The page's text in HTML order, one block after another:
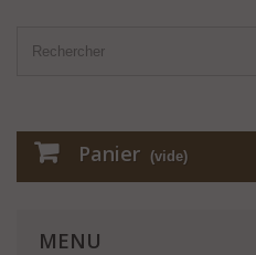
Panier (vide)
MENU